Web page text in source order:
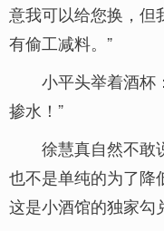
意我可以给您换，但
有偷工减料。”
小平头举着酒杯
掺水！”
徐慧真自然不敢
也不是单纯的为了
这是小酒馆的独家勾